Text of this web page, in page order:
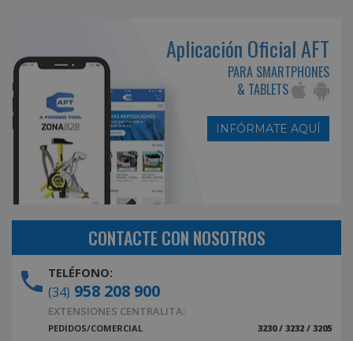
Aplicación Oficial AFT
PARA SMARTPHONES
& TABLETS
INFÓRMATE AQUÍ
CONTACTE CON NOSOTROS
TELÉFONO:
(34) 958 208 900
EXTENSIONES CENTRALITA:
PEDIDOS/COMERCIAL
3230 / 3232 / 3205